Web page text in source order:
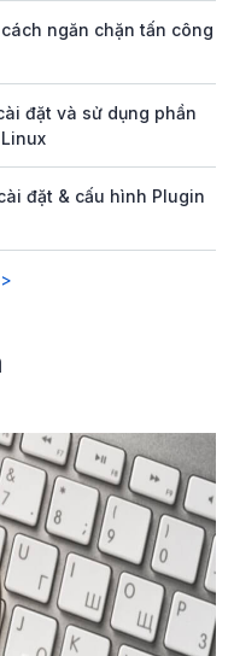
ngăn chặn tấn công
đặt và sử dụng phần
đặt & cấu hình Plugin